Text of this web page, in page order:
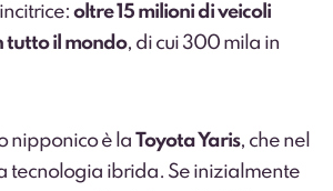
oltre 15 milioni di veicoli
tutto il mondo, di cui 300 mila in
nipponico è la Toyota Yaris, che nel
tecnologia ibrida. Se inizialmente